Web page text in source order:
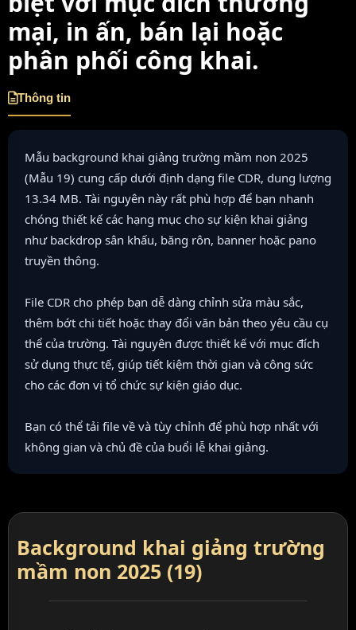
mại, in ấn, bán lại hoặc
phân phối công khai.
Thông tin
Mẫu background khai giảng trường mầm non 2025
(Mẫu 19) cung cấp dưới định dạng file CDR, dung lượng
13.34 MB. Tài nguyên này rất phù hợp để bạn nhanh
chóng thiết kế các hạng mục cho sự kiện khai giảng
như backdrop sân khấu, băng rôn, banner hoặc pano
truyền thông.
File CDR cho phép bạn dễ dàng chỉnh sửa màu sắc,
thêm bớt chi tiết hoặc thay đổi văn bản theo yêu cầu cụ
thể của trường. Tài nguyên được thiết kế với mục đích
sử dụng thực tế, giúp tiết kiệm thời gian và công sức
cho các đơn vị tổ chức sự kiện giáo dục.
Bạn có thể tải file về và tùy chỉnh để phù hợp nhất với
không gian và chủ đề của buổi lễ khai giảng.
Background khai giảng trường
mầm non 2025 (19)